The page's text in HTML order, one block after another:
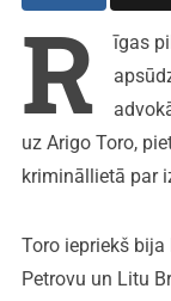
R
īgas
uz Arigo Toro,
krimināllietā par
Toro iepriekš
Petrovu un Litu